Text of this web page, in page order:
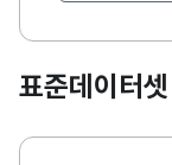
마주,2:조교사
대상고유번호
있습니다. ※ 영
표준데이터셋